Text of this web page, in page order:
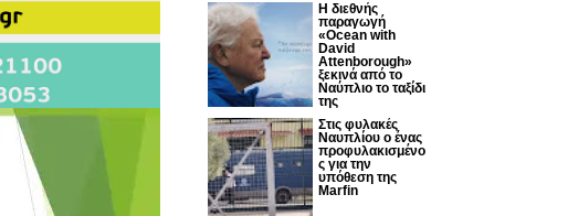
Η διεθνής
παραγωγή
«Ocean with
David
Attenborough»
ξεκινά από το
Ναύπλιο το ταξίδι
της
Στις φυλακές
Ναυπλίου ο ένας
προφυλακισμένο
ς για την
υπόθεση της
Marfin